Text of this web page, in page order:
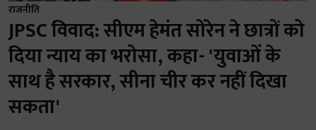
राजनीति
JPSC विवाद: सीएम हेमंत सोरेन ने छात्रों को
दिया न्याय का भरोसा, कहा- 'युवाओं के
साथ है सरकार, सीना चीर कर नहीं दिखा
सकता'